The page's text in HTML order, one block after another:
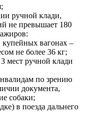
ручной клади,
не превышает 180
вагонах –
не более 36 кг;
мест ручной клади
по зрению
документа,
собаки;
в поезда дальнего